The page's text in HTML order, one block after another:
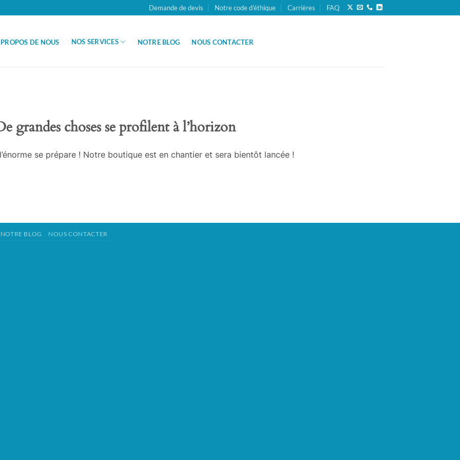
Demande de devis Notre code d’éthique Carrières FAQ
DE NOUS NOS SERVICES NOTRE BLOG NOUS CONTACTER
grandes choses se profilent à l’horizon
se prépare ! Notre boutique est en chantier et sera bientôt lancée !
NOTRE BLOG NOUS CONTACTER